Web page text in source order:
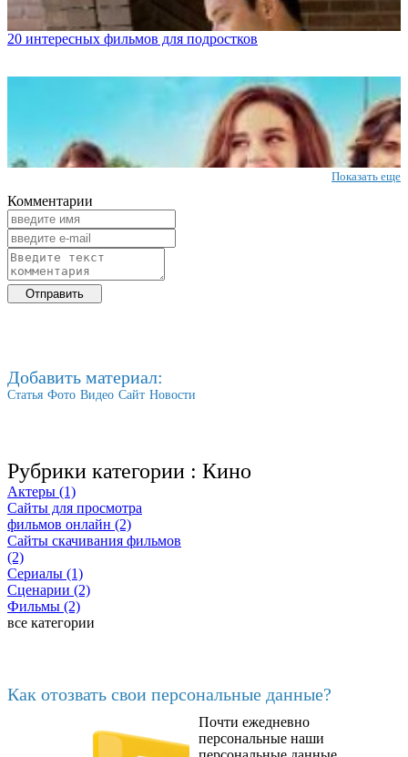
20 интересных фильмов для подростков
Показать еще
Комментарии
Добавить материал:
Статья Фото Видео Сайт Новости
Рубрики категории : Кино
Актеры (1)
Сайты для просмотра
фильмов онлайн (2)
Сайты скачивания фильмов
(2)
Сериалы (1)
Сценарии (2)
Фильмы (2)
все категории
Как отозвать свои персональные данные?
Почти ежедневно
персональные наши